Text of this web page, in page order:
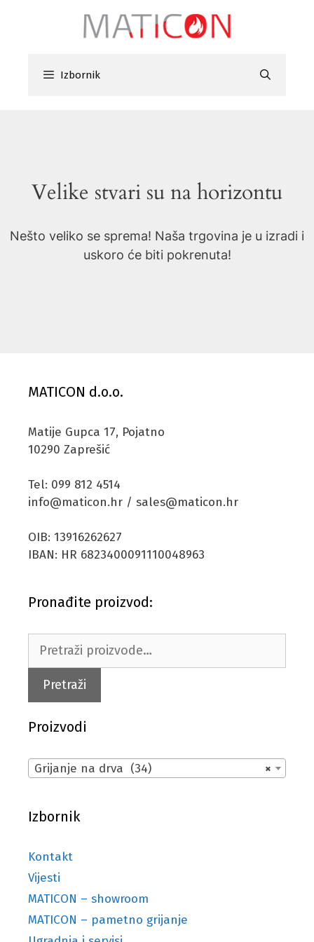
Izbornik
Velike stvari su na horizontu
Nešto veliko se sprema! Naša trgovina je u izradi i
uskoro će biti pokrenuta!
MATICON d.o.o.
Matije Gupca 17, Pojatno
10290 Zaprešić
Tel: 099 812 4514
info@maticon.hr / sales@maticon.hr
OIB: 13916262627
IBAN: HR 6823400091110048963
Pronađite proizvod:
Pretraži
Proizvodi
×
Grijanje na drva (34)
Izbornik
Kontakt
Vijesti
MATICON – showroom
MATICON – pametno grijanje